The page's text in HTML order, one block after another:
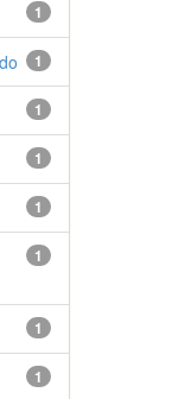
1
1
1
1
1
1
1
1